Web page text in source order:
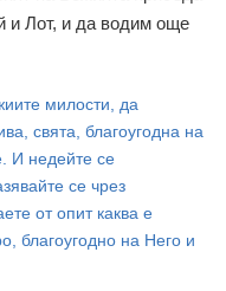
и Лот, и да водим още
милости, да
свята, благоугодна на
И недейте се
се чрез
от опит каква е
благоугодно на Него и